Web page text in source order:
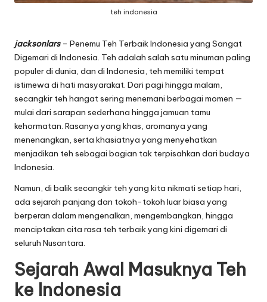
teh indonesia
jacksonlars– Penemu Teh Terbaik Indonesia yang Sangat
Digemari di Indonesia. Teh adalah salah satu minuman paling
populer di dunia, dan di Indonesia, teh memiliki tempat
istimewa di hati masyarakat. Dari pagi hingga malam,
secangkir teh hangat sering menemani berbagai momen —
mulai dari sarapan sederhana hingga jamuan tamu
kehormatan. Rasanya yang khas, aromanya yang
menenangkan, serta khasiatnya yang menyehatkan
menjadikan teh sebagai bagian tak terpisahkan dari budaya
Indonesia.
Namun, di balik secangkir teh yang kita nikmati setiap hari,
ada sejarah panjang dan tokoh-tokoh luar biasa yang
berperan dalam mengenalkan, mengembangkan, hingga
menciptakan cita rasa teh terbaik yang kini digemari di
seluruh Nusantara.
Sejarah Awal Masuknya Teh
ke Indonesia